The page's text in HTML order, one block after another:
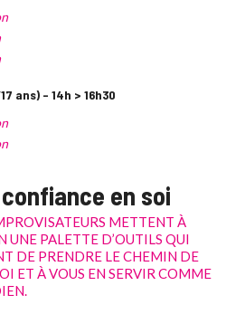
ans) – 14h > 16h30
en soi
METTENT À
UNE PALETTE D’OUTILS QUI
DE PRENDRE LE CHEMIN DE
ET À VOUS EN SERVIR COMME